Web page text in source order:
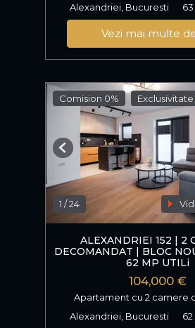
Alexandriei, Bucuresti
Vezi mai multe
Comision 0% Exclusivitate
1 /24
Previous
ALEXANDRIEI 152 | 2
DECOMANDAT | BLOC
62 MP UTILi
104,000 €
Apartament cu 2 camere
Alexandriei, Bucuresti